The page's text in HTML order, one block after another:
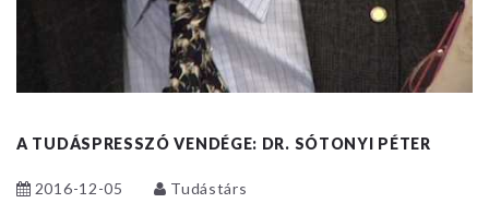
A TUDÁSPRESSZÓ VENDÉGE: DR. SÓTONYI PÉTER
2016-12-05 Tudástárs